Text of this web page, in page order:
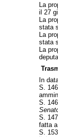
La
il 27
La
stata
La
stata
La
In
S.
S.
S.
fatta
S.